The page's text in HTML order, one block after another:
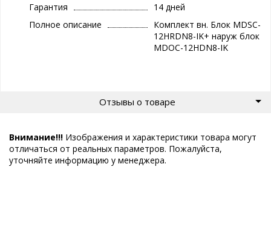
Гарантия
14 дней
Полное описание
Комплект вн. Блок MDSC-
12HRDN8-IK+ наруж блок
MDOC-12HDN8-IK
Отзывы о товаре
Внимание!!! Изображения и характеристики товара могут
отличаться от реальных параметров. Пожалуйста,
уточняйте информацию у менеджера.